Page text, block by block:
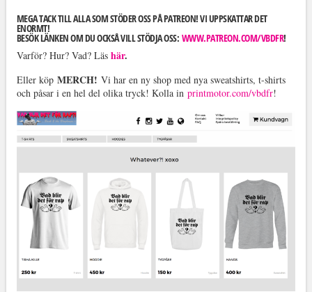
MEGA TACK TILL ALLA SOM STÖDER OSS PÅ PATREON! VI UPPSKATTAR DET
ENORMT!
BESÖK LÄNKEN OM DU OCKSÅ VILL STÖDJA OSS: WWW.PATREON.COM/VBDFR!
Varför? Hur? Vad? Läs här.
Eller köp MERCH! Vi har en ny shop med nya sweatshirts, t-shirts
och påsar i en hel del olika tryck! Kolla in printmotor.com/vbdfr!